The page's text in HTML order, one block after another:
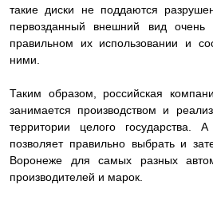
такие диски не поддаются
первозданный внешний вид очень
правильном их использовании и
ними.
Таким образом, российская
занимается производством и
территории целого государства.
позволяет правильно выбрать и
Воронеже для самых разных
производителей и марок.